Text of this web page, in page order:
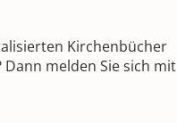
Kirchenbücher
Dann melden Sie sich mit